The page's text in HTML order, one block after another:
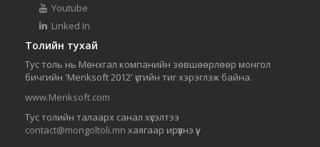
Youtube
Linked In
Толийн тухай
Тус толь нь Мөнхгал компанийн зөвшөөрлөөр монгол
бичгийн 'Menksoft 2012' үсгийн тиг хэрэглэж байна.
www.Menksoft.com
Тус толийн талаарх санал хүсэлтээ
contact@mongoltoli.mn хаягаар ирүүлнэ үү.